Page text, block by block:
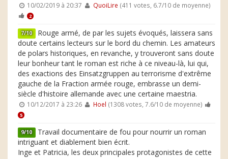
10/02/2019 à 20:37 QuoiLire (411 votes, 6.7/10 de moyenne)
2
7/10 Rouge armé, de par les sujets évoqués, laissera sans
doute certains lecteurs sur le bord du chemin. Les amateurs
de polars historiques, en revanche, y trouveront sans doute
leur bonheur tant le roman est riche à ce niveau-là, lui qui,
des exactions des Einsatzgruppen au terrorisme d'extrême
gauche de la Fraction armée rouge, embrasse un demi-
siècle d'histoire allemande avec une certaine maestria.
10/12/2017 à 23:26 Hoel (1308 votes, 7.6/10 de moyenne)
5
9/10 Travail documentaire de fou pour nourrir un roman
intriguant et diablement bien écrit.
Inge et Patricia, les deux principales protagonistes de cette